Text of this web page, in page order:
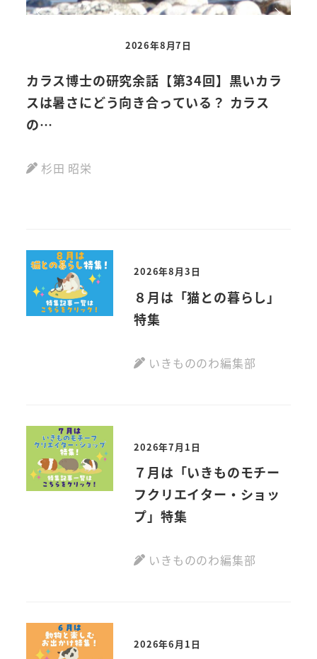
2026年8月7日
カラス博士の研究余話【第34回】黒いカラ
スは暑さにどう向き合っている？ カラス
の…
杉田 昭栄
2026年8月3日
８月は「猫との暮らし」
特集
いきもののわ編集部
2026年7月1日
７月は「いきものモチー
フクリエイター・ショッ
プ」特集
いきもののわ編集部
2026年6月1日